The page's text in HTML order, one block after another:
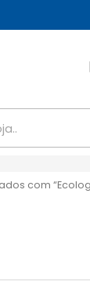
com